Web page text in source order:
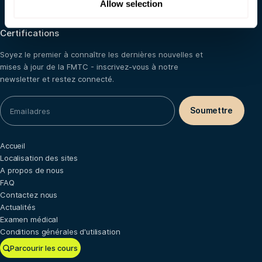
Allow selection
Belgique
Certifications
Soyez le premier à connaître les dernières nouvelles et
mises à jour de la FMTC - inscrivez-vous à notre
newsletter et restez connecté.
Parcourir les cours
Accueil
Localisation des sites
A propos de nous
FAQ
Contactez nous
Actualités
Examen médical
Conditions générales d'utilisation